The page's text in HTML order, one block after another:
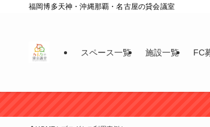
福岡博多天神・沖縄那覇・名古屋の貸会議室
スペース一覧 施設一覧 FC